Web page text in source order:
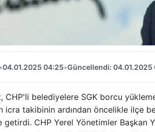
•04.01.2025 04:25•Güncellendi: 04.01.2025
CHP'li belediyelere SGK borcu
icra takibinin ardından öncelikle ilçe
getirdi. CHP Yerel Yönetimler Başkan